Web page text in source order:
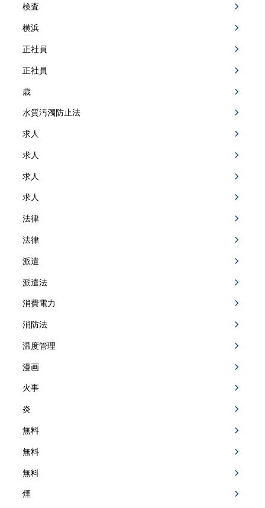
検査
横浜
正社員
正社員
歳
水質汚濁防止法
求人
求人
求人
求人
法律
法律
派遣
派遣法
消費電力
消防法
温度管理
漫画
火事
炎
無料
無料
無料
煙